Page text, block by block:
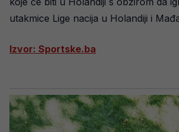
utakmice Lige nacija u Holandiji i
Izvor: Sportske.ba